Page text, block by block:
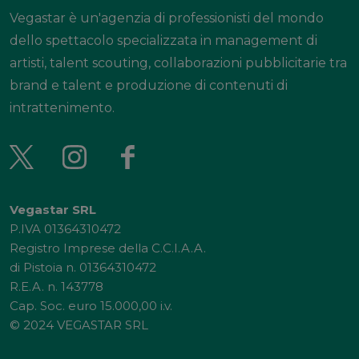
Vegastar è un'agenzia di professionisti del mondo
dello spettacolo specializzata in management di
artisti, talent scouting, collaborazioni pubblicitarie tra
brand e talent e produzione di contenuti di
intrattenimento.
Vegastar SRL
P.IVA 01364310472
Registro Imprese della C.C.I.A.A.
di Pistoia n. 01364310472
R.E.A. n. 143778
Cap. Soc. euro 15.000,00 i.v.
© 2024 VEGASTAR SRL